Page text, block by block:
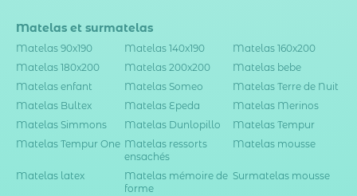
Matelas et surmatelas
Matelas 90x190 Matelas 140x190
Matelas 160x200
Matelas 180x200
Matelas 200x200
Matelas bebe
Matelas enfant
Matelas Someo
Matelas Terre de Nuit
Matelas Bultex
Matelas Epeda
Matelas Merinos
Matelas Simmons
Matelas Dunlopillo
Matelas Tempur
Matelas Tempur One Matelas ressorts
ensachés
Matelas mousse
Matelas latex
Matelas mémoire de
forme
Surmatelas mousse